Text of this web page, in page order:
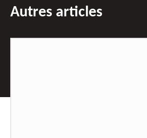
Autres articles